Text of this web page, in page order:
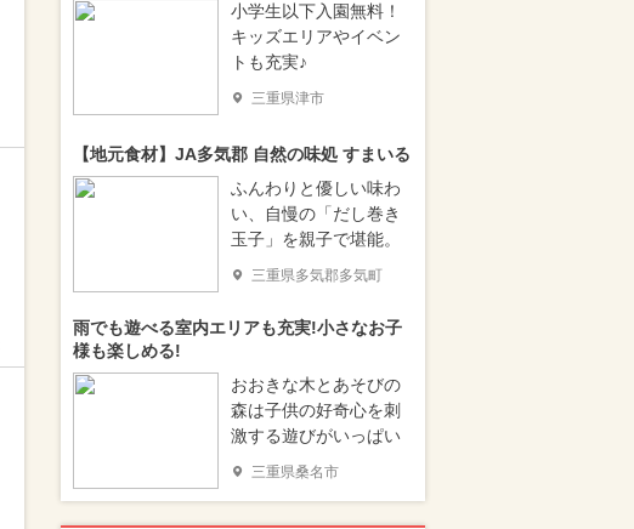
小学生以下入園無料！
キッズエリアやイベン
トも充実♪
三重県津市
【地元食材】JA多気郡 自然の味処 すまいる
ふんわりと優しい味わ
い、自慢の「だし巻き
玉子」を親子で堪能。
三重県多気郡多気町
雨でも遊べる室内エリアも充実!小さなお子
様も楽しめる!
おおきな木とあそびの
森は子供の好奇心を刺
激する遊びがいっぱい
三重県桑名市